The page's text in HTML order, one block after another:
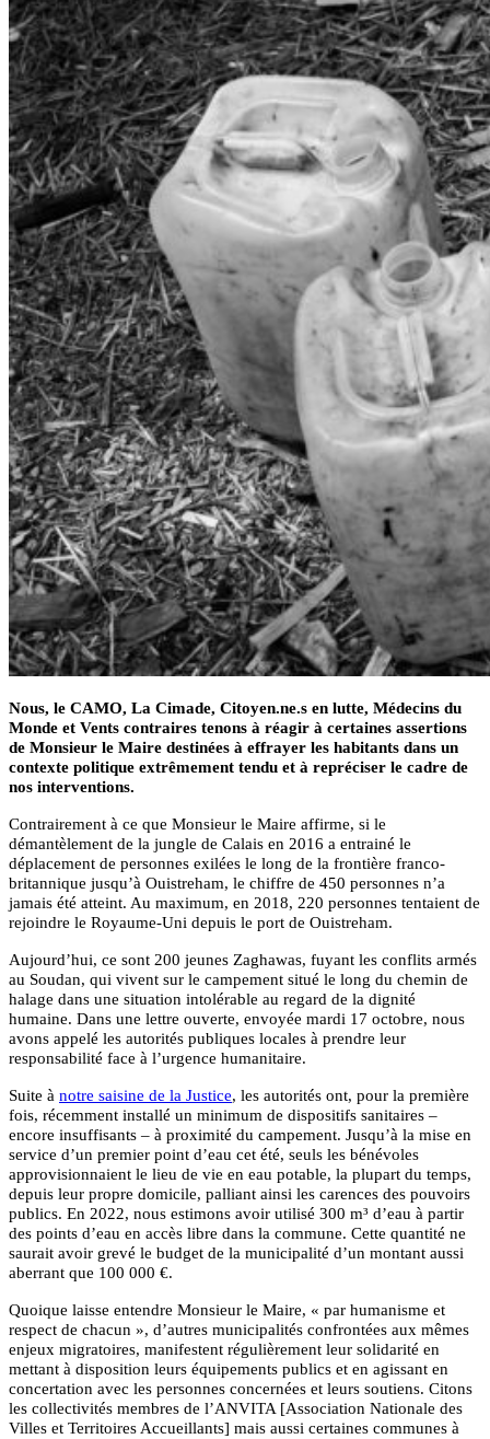
Nous, le CAMO, La Cimade, Citoyen.ne.s en lutte, Médecins du
Monde et Vents contraires tenons à réagir à certaines assertions
de Monsieur le Maire destinées à effrayer les habitants dans un
contexte politique extrêmement tendu et à repréciser le cadre de
nos interventions.
Contrairement à ce que Monsieur le Maire affirme, si le
démantèlement de la jungle de Calais en 2016 a entrainé le
déplacement de personnes exilées le long de la frontière franco-
britannique jusqu’à Ouistreham, le chiffre de 450 personnes n’a
jamais été atteint. Au maximum, en 2018, 220 personnes tentaient de
rejoindre le Royaume-Uni depuis le port de Ouistreham.
Aujourd’hui, ce sont 200 jeunes Zaghawas, fuyant les conflits armés
au Soudan, qui vivent sur le campement situé le long du chemin de
halage dans une situation intolérable au regard de la dignité
humaine. Dans une lettre ouverte, envoyée mardi 17 octobre, nous
avons appelé les autorités publiques locales à prendre leur
responsabilité face à l’urgence humanitaire.
Suite à notre saisine de la Justice, les autorités ont, pour la première
fois, récemment installé un minimum de dispositifs sanitaires –
encore insuffisants – à proximité du campement. Jusqu’à la mise en
service d’un premier point d’eau cet été, seuls les bénévoles
approvisionnaient le lieu de vie en eau potable, la plupart du temps,
depuis leur propre domicile, palliant ainsi les carences des pouvoirs
publics. En 2022, nous estimons avoir utilisé 300 m³ d’eau à partir
des points d’eau en accès libre dans la commune. Cette quantité ne
saurait avoir grevé le budget de la municipalité d’un montant aussi
aberrant que 100 000 €.
Quoique laisse entendre Monsieur le Maire, « par humanisme et
respect de chacun », d’autres municipalités confrontées aux mêmes
enjeux migratoires, manifestent régulièrement leur solidarité en
mettant à disposition leurs équipements publics et en agissant en
concertation avec les personnes concernées et leurs soutiens. Citons
les collectivités membres de l’ANVITA [Association Nationale des
Villes et Territoires Accueillants] mais aussi certaines communes à